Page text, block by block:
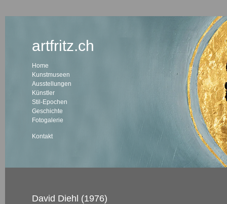
artfritz.ch
Home
Kunstmuseen
Ausstellungen
Künstler
Stil-Epochen
Geschichte
Fotogalerie
Kontakt
David Diehl (1976)